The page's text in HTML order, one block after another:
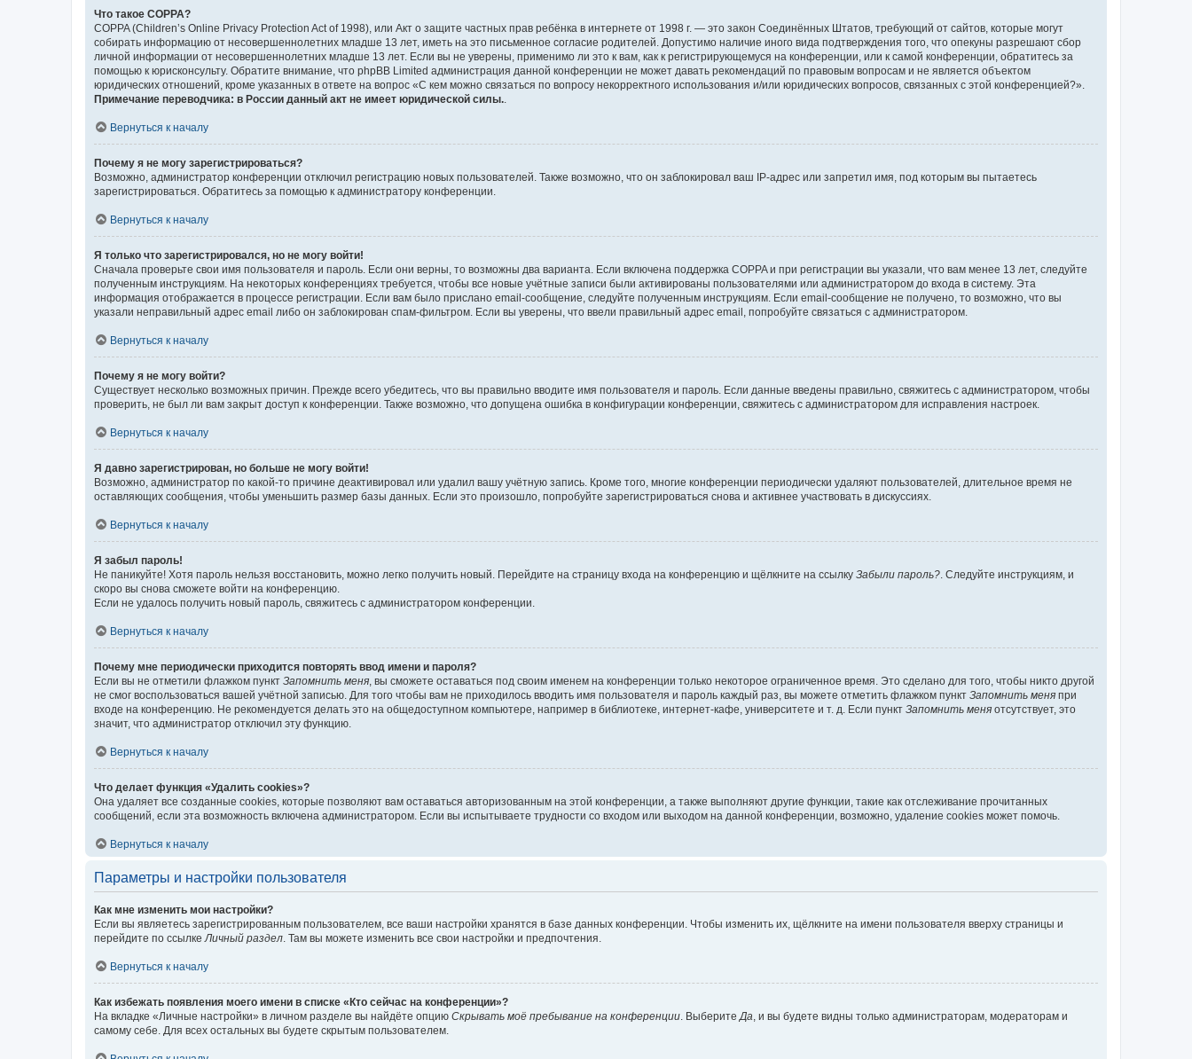
Что такое COPPA?
COPPA (Children’s Online Privacy Protection Act of 1998), или Акт о защите частных прав ребёнка в интернете от 1998 г. — это закон Соединённых Штатов, требующий от сайтов, которые могут
собирать информацию от несовершеннолетних младше 13 лет, иметь на это письменное согласие родителей. Допустимо наличие иного вида подтверждения того, что опекуны разрешают сбор
личной информации от несовершеннолетних младше 13 лет. Если вы не уверены, применимо ли это к вам, как к регистрирующемуся на конференции, или к самой конференции, обратитесь за
помощью к юрисконсульту. Обратите внимание, что phpBB Limited администрация данной конференции не может давать рекомендаций по правовым вопросам и не является объектом
юридических отношений, кроме указанных в ответе на вопрос «С кем можно связаться по вопросу некорректного использования и/или юридических вопросов, связанных с этой конференцией?».
Примечание переводчика: в России данный акт не имеет юридической силы.
Вернуться к началу
Почему я не могу зарегистрироваться?
Возможно, администратор конференции отключил регистрацию новых пользователей. Также возможно, что он заблокировал ваш IP-адрес или запретил имя, под которым вы пытаетесь
зарегистрироваться. Обратитесь за помощью к администратору конференции.
Вернуться к началу
Я только что зарегистрировался, но не могу войти!
Сначала проверьте свои имя пользователя и пароль. Если они верны, то возможны два варианта. Если включена поддержка COPPA и при регистрации вы указали, что вам менее 13 лет, следуйте
полученным инструкциям. На некоторых конференциях требуется, чтобы все новые учётные записи были активированы пользователями или администратором до входа в систему. Эта
информация отображается в процессе регистрации. Если вам было прислано email-сообщение, следуйте полученным инструкциям. Если email-сообщение не получено, то возможно, что вы
указали неправильный адрес email либо он заблокирован спам-фильтром. Если вы уверены, что ввели правильный адрес email, попробуйте связаться с администратором.
Вернуться к началу
Почему я не могу войти?
Существует несколько возможных причин. Прежде всего убедитесь, что вы правильно вводите имя пользователя и пароль. Если данные введены правильно, свяжитесь с администратором, чтобы
проверить, не был ли вам закрыт доступ к конференции. Также возможно, что допущена ошибка в конфигурации конференции, свяжитесь с администратором для исправления настроек.
Вернуться к началу
Я давно зарегистрирован, но больше не могу войти!
Возможно, администратор по какой-то причине деактивировал или удалил вашу учётную запись. Кроме того, многие конференции периодически удаляют пользователей, длительное время не
оставляющих сообщения, чтобы уменьшить размер базы данных. Если это произошло, попробуйте зарегистрироваться снова и активнее участвовать в дискуссиях.
Вернуться к началу
Я забыл пароль!
Не паникуйте! Хотя пароль нельзя восстановить, можно легко получить новый. Перейдите на страницу входа на конференцию и щёлкните на ссылку Забыли пароль? . Следуйте инструкциям, и
скоро вы снова сможете войти на конференцию.
Если не удалось получить новый пароль, свяжитесь с администратором конференции.
Вернуться к началу
Почему мне периодически приходится повторять ввод имени и пароля?
Если вы не отметили флажком пункт Запомнить меня , вы сможете оставаться под своим именем на конференции только некоторое ограниченное время. Это сделано для того, чтобы никто другой
не смог воспользоваться вашей учётной записью. Для того чтобы вам не приходилось вводить имя пользователя и пароль каждый раз, вы можете отметить флажком пункт Запомнить меня при
входе на конференцию. Не рекомендуется делать это на общедоступном компьютере, например в библиотеке, интернет-кафе, университете и т. д. Если пункт Запомнить меня отсутствует, это
значит, что администратор отключил эту функцию.
Вернуться к началу
Что делает функция «Удалить cookies»?
Она удаляет все созданные cookies, которые позволяют вам оставаться авторизованным на этой конференции, а также выполняют другие функции, такие как отслеживание прочитанных
сообщений, если эта возможность включена администратором. Если вы испытываете трудности со входом или выходом на данной конференции, возможно, удаление cookies может помочь.
Вернуться к началу
Параметры и настройки пользователя
Как мне изменить мои настройки?
Если вы являетесь зарегистрированным пользователем, все ваши настройки хранятся в базе данных конференции. Чтобы изменить их, щёлкните на имени пользователя вверху страницы и
перейдите по ссылке Личный раздел . Там вы можете изменить все свои настройки и предпочтения.
Вернуться к началу
Как избежать появления моего имени в списке «Кто сейчас на конференции»?
На вкладке «Личные настройки» в личном разделе вы найдёте опцию Скрывать моё пребывание на конференции . Выберите Да , и вы будете видны только администраторам, модераторам и
самому себе. Для всех остальных вы будете скрытым пользователем.